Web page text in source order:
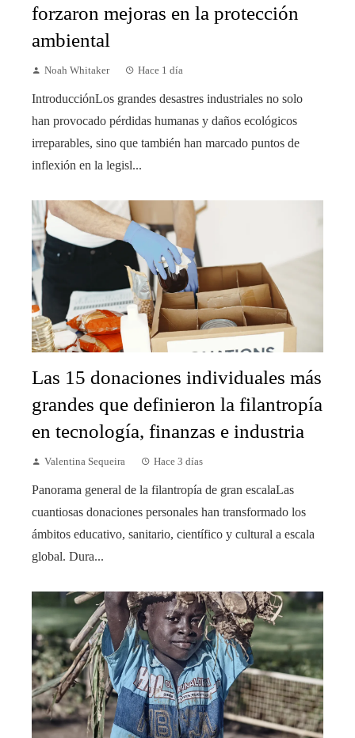
forzaron mejoras en la protección
ambiental
Noah Whitaker Hace 1 día
IntroducciónLos grandes desastres industriales no solo
han provocado pérdidas humanas y daños ecológicos
irreparables, sino que también han marcado puntos de
inflexión en la legisl...
Las 15 donaciones individuales más
grandes que definieron la filantropía
en tecnología, finanzas e industria
Valentina Sequeira Hace 3 días
Panorama general de la filantropía de gran escalaLas
cuantiosas donaciones personales han transformado los
ámbitos educativo, sanitario, científico y cultural a escala
global. Dura...